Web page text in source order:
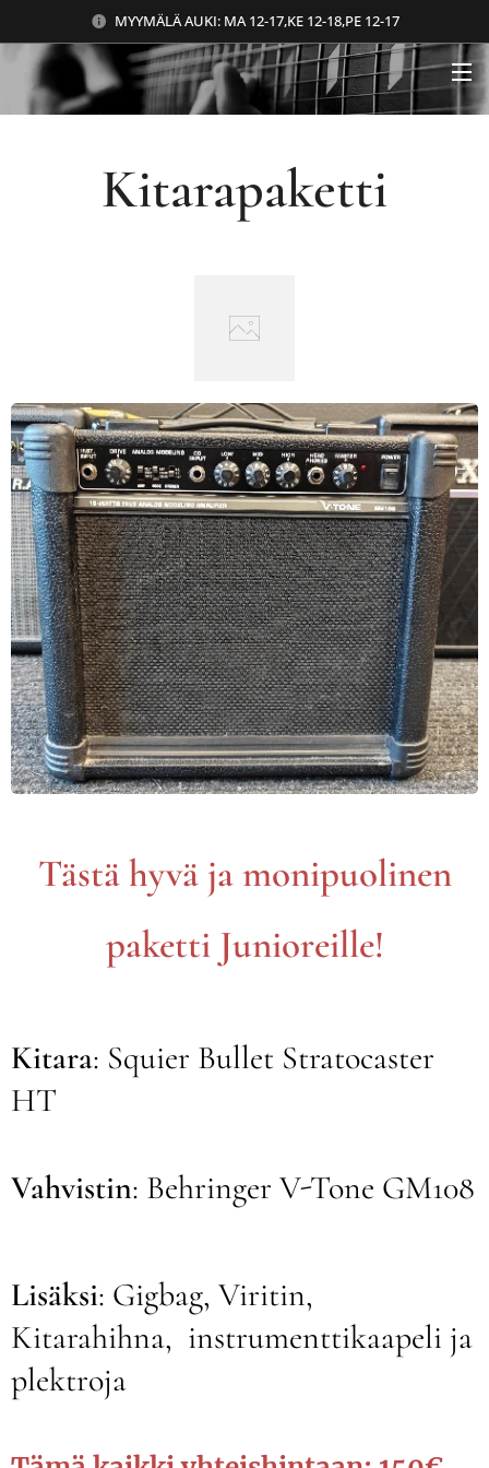
MYYMÄLÄ AUKI: MA 12-17,KE 12-18,PE 12-17
Kitarapaketti
Tästä hyvä ja monipuolinen
paketti Junioreille!
Kitara: Squier Bullet Stratocaster
HT
Vahvistin: Behringer V-Tone GM108
Lisäksi: Gigbag, Viritin,
Kitarahihna, instrumenttikaapeli ja
plektroja